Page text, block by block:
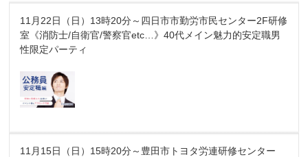
11月22日（日）13時20分～四日市市勤労市民センター2F研修
室《消防士/自衛官/警察官etc…》40代メイン魅力的安定職男
性限定パーティ
11月15日（日）15時20分～豊田市トヨタ労連研修センター